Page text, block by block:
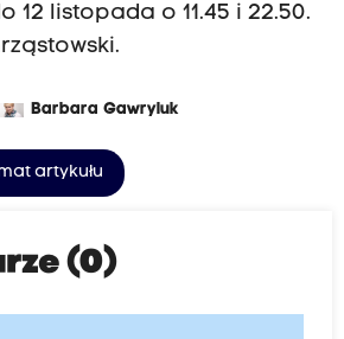
12 listopada o 11.45 i 22.50.
Barbara Gawryluk
artykułu
(0)